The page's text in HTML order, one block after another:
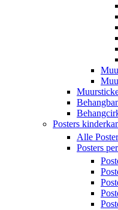
Posters
Alle
Posters